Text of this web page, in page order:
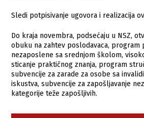
Sledi potpisivanje ugovora i realizacija
Do kraja novembra, podsećaju u NSZ,
obuku na zahtev poslodavaca, program
nezaposlene sa srednjom školom,
sticanje praktičnog znanja, program
subvencije za zarade za osobe sa
iskustva, subvencije za zapošljavanje
kategorije teže zapošljivih.